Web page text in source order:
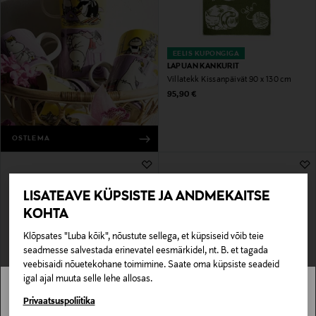
LISATEAVE KÜPSISTE JA ANDMEKAITSE
KOHTA
Klõpsates "Luba kõik", nõustute sellega, et küpsiseid võib teie
seadmesse salvestada erinevatel eesmärkidel, nt. B. et tagada
veebisaidi nõuetekohane toimimine. Saate oma küpsiste seadeid
igal ajal muuta selle lehe allosas.
Privaatsuspoliitika
OSTLEMA
EELIS KUPONGIGA
LAPUAN KANKURIT
Villatekk Kissanpäivät 90 x 130 cm
Original Price
95,90 €
LEXINGTON
Stockmann pole Sinu riigis saadaval.